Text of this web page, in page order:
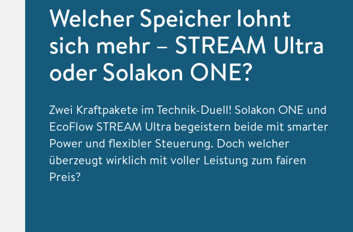
Welcher Speicher lohnt
sich mehr – STREAM Ultra
oder Solakon ONE?
Zwei Kraftpakete im Technik-Duell! Solakon ONE und
EcoFlow STREAM Ultra begeistern beide mit smarter
Power und flexibler Steuerung. Doch welcher
überzeugt wirklich mit voller Leistung zum fairen
Preis?